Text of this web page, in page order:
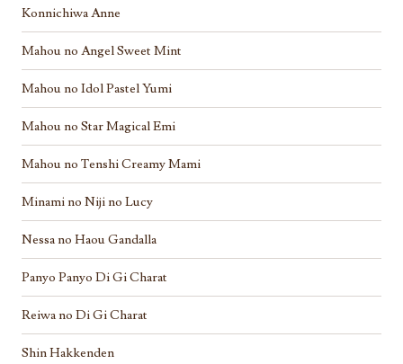
Konnichiwa Anne
Mahou no Angel Sweet Mint
Mahou no Idol Pastel Yumi
Mahou no Star Magical Emi
Mahou no Tenshi Creamy Mami
Minami no Niji no Lucy
Nessa no Haou Gandalla
Panyo Panyo Di Gi Charat
Reiwa no Di Gi Charat
Shin Hakkenden